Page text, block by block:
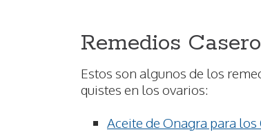
Remedios
Estos son algunos de los
quistes en los ovarios:
Aceite de Onagra para